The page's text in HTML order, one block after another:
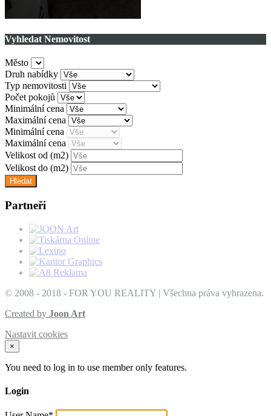
Vyhledat Nemovitost
Město
Druh nabídky
Typ nemovitosti
Počet pokojů
Minimální cena
Maximální cena
Minimální cena
Maximální cena
Velikost od (m2)
Velikost do (m2)
Partneři
© 2008 - 2018 - FOR YOU REALITY | Všechna práva vyhrazena.
Created by Joon Art
Nastavit cookies
×
You need to log in to use member only features.
Login